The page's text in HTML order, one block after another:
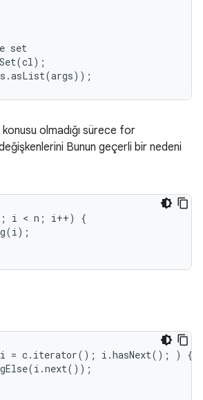
set
olmadığı sürece for
Bunun geçerli bir nedeni
i < n; i++) {
= c.iterator(); i.hasNext(); ) {